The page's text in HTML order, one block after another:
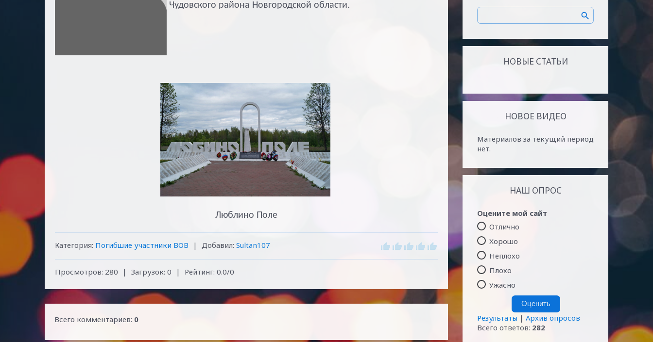
Чудовского района Новгородской области.
Люблино Поле
Категория: Погибшие участники ВОВ | Добавил: Sultan107
Просмотров: 280 | Загрузок: 0 | Рейтинг: 0.0/0
Всего комментариев: 0
НОВЫЕ СТАТЬИ
НОВОЕ ВИДЕО
Материалов за текущий период
нет.
НАШ ОПРОС
Оцените мой сайт
Отлично
Хорошо
Неплохо
Плохо
Ужасно
Результаты | Архив опросов
Всего ответов: 282